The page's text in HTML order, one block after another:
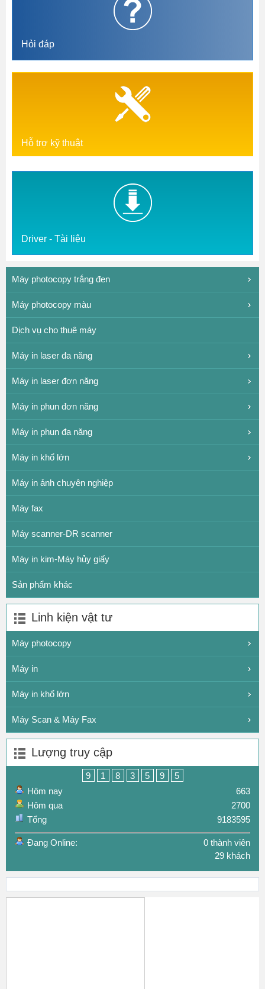
Hỏi đáp
Hỗ trợ kỹ thuật
Driver - Tài liệu
Máy photocopy trắng đen
Máy photocopy màu
Dịch vụ cho thuê máy
Máy in laser đa năng
Máy in laser đơn năng
Máy in phun đơn năng
Máy in phun đa năng
Máy in khổ lớn
Máy in ảnh chuyên nghiệp
Máy fax
Máy scanner-DR scanner
Máy in kim-Máy hủy giấy
Sản phẩm khác
Linh kiện vật tư
Máy photocopy
Máy in
Máy in khổ lớn
Máy Scan & Máy Fax
Lượng truy cập
9 1 8 3 5 9
5
Hôm nay
Hôm qua
Tổng
663
2700
9183595
Đang Online:
0 thành viên
29 khách